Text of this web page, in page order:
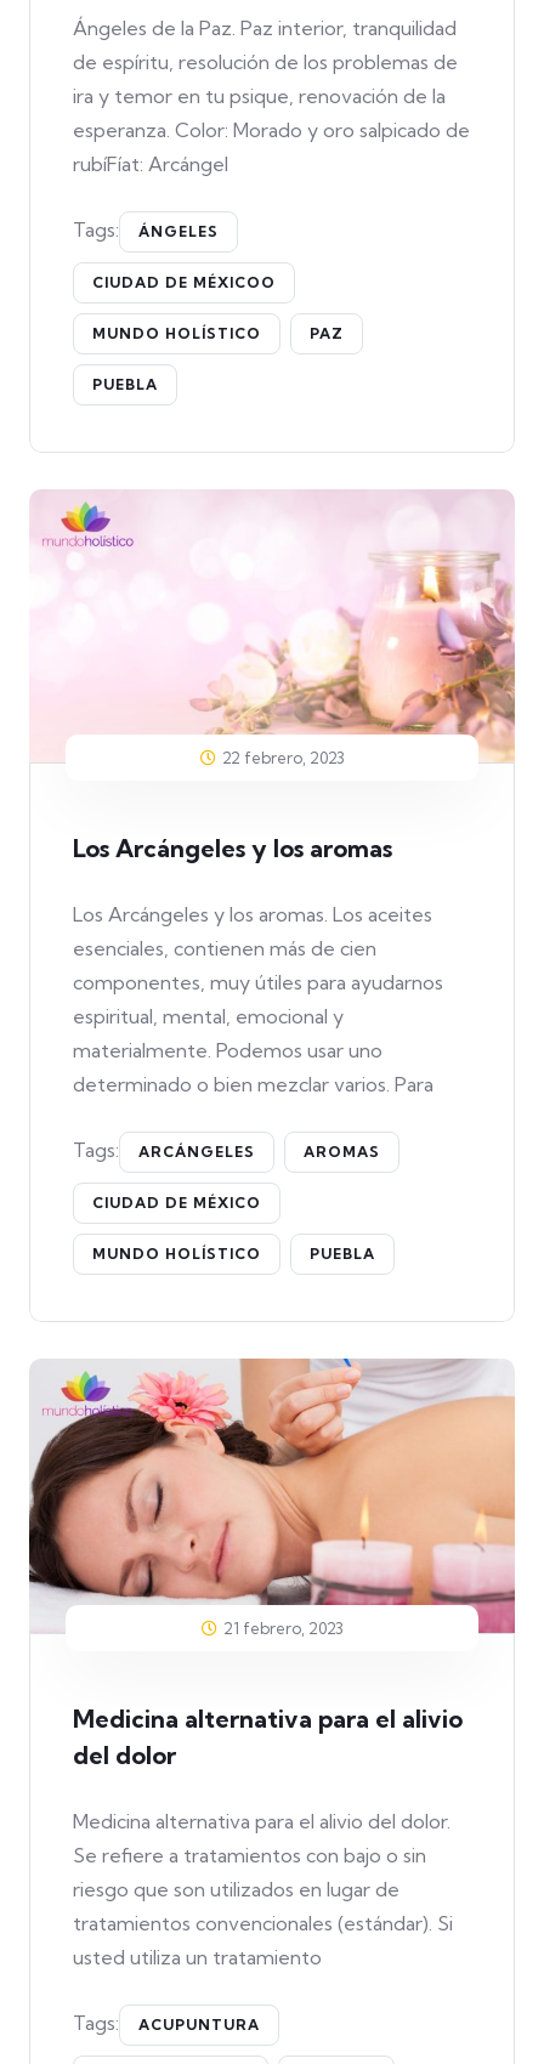
Ángeles de la Paz. Paz interior, tranquilidad
de espíritu, resolución de los problemas de
ira y temor en tu psique, renovación de la
esperanza. Color: Morado y oro salpicado de
rubíFíat: Arcángel
Tags: ÁNGELES
CIUDAD DE MÉXICOO
MUNDO HOLÍSTICO PAZ
PUEBLA
22 febrero, 2023
Los Arcángeles y los aromas
Los Arcángeles y los aromas. Los aceites
esenciales, contienen más de cien
componentes, muy útiles para ayudarnos
espiritual, mental, emocional y
materialmente. Podemos usar uno
determinado o bien mezclar varios. Para
Tags: ARCÁNGELES AROMAS
CIUDAD DE MÉXICO
MUNDO HOLÍSTICO PUEBLA
21 febrero, 2023
Medicina alternativa para el alivio
del dolor
Medicina alternativa para el alivio del dolor.
Se refiere a tratamientos con bajo o sin
riesgo que son utilizados en lugar de
tratamientos convencionales (estándar). Si
usted utiliza un tratamiento
Tags: ACUPUNTURA